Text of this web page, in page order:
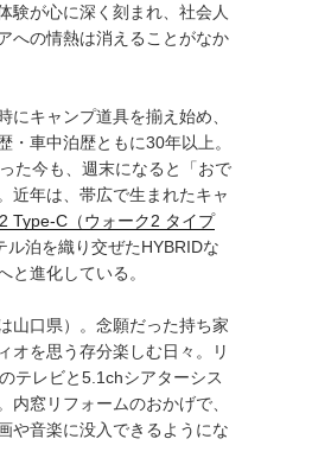
験が心に深く刻まれ、社会人
への情熱は消えることがなか
にキャンプ道具を揃え始め、
・車中泊歴ともに30年以上。
た今も、週末になると「おで
近年は、帯広で生まれたキャ
Type‑C（ウォーク2 タイプ
ル泊を織り交ぜたHYBRIDな
と進化している。
山口県）。念願だった持ち家
オを思う存分楽しむ日々。リ
テレビと5.1chシアターシス
内窓リフォームのおかげで、
や音楽に没入できるようにな